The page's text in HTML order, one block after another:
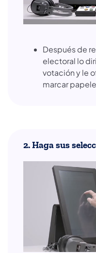
Después de
electoral lo
votación y le
marcar
2. Haga sus